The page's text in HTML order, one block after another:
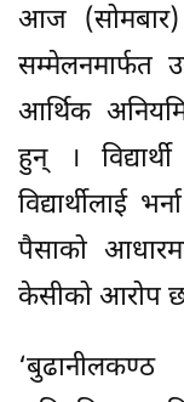
आज (सोमबार)
सम्मेलनमार्फत
आर्थिक
हुन् ।
विद्यार्थीलाई
पैसाको
केसीको आरोप